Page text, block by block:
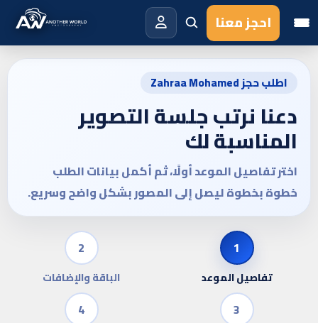
احجز معنا
اطلب حجز Zahraa Mohamed
دعنا نرتب جلسة التصوير
المناسبة لك
اختر تفاصيل الموعد أولًا، ثم أكمل بيانات الطلب
خطوة بخطوة ليصل إلى المصور بشكل واضح وسريع.
1
تفاصيل الموعد
2
الباقة والإضافات
3
4